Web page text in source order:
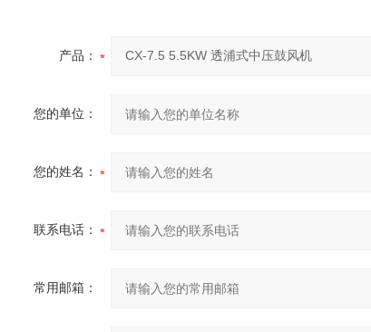
产品：
您的单位：
您的姓名：
联系电话：
常用邮箱：